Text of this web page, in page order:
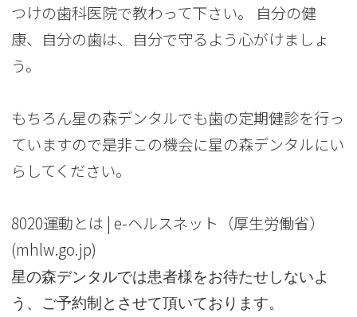
つけの歯科医院で教わって下さい。 自分の健
康、自分の歯は、自分で守るよう心がけましょ
う。
もちろん星の森デンタルでも歯の定期健診を行っ
ていますので是非この機会に星の森デンタルにい
らしてください。
8020運動とは | e-ヘルスネット（厚生労働省）
(mhlw.go.jp)
星の森デンタルでは患者様をお待たせしないよ
う、ご予約制とさせて頂いております。